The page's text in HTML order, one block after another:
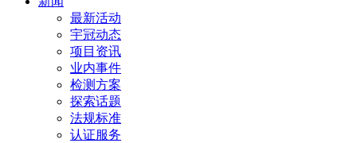
最新活动
宇冠动态
项目资讯
业内事件
检测方案
探索话题
法规标准
认证服务